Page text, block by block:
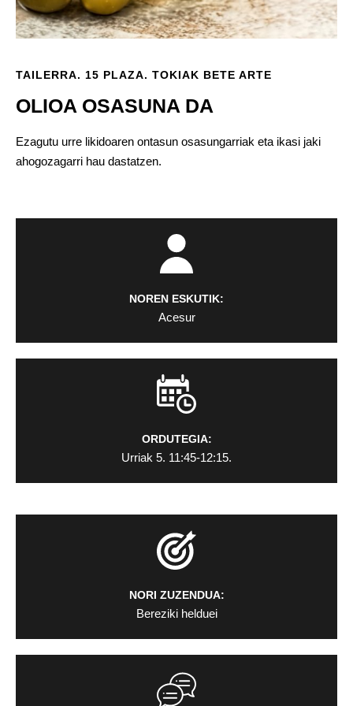
TAILERRA. 15 PLAZA. TOKIAK BETE ARTE
OLIOA OSASUNA DA
Ezagutu urre likidoaren ontasun osasungarriak eta ikasi jaki
ahogozagarri hau dastatzen.
NOREN ESKUTIK:
Acesur
ORDUTEGIA:
Urriak 5. 11:45-12:15.
NORI ZUZENDUA:
Bereziki helduei